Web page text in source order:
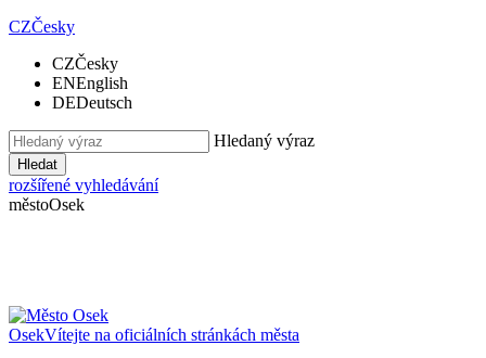
CZČesky
CZČesky
ENEnglish
DEDeutsch
Hledaný výraz
Hledat
rozšířené vyhledávání
městoOsek
OsekVítejte na oficiálních stránkách města